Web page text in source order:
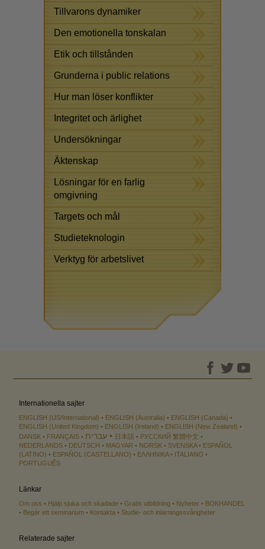
Tillvarons dynamiker
Den emotionella tonskalan
Etik och tillstånden
Grunderna i public relations
Hur man löser konflikter
Integritet och ärlighet
Undersökningar
Äktenskap
Lösningar för en farlig
omgivning
Targets och mål
Studieteknologin
Verktyg för arbetslivet
Internationella sajter
ENGLISH (US/International) ENGLISH (Australia)
ENGLISH (Canada)
ENGLISH (United Kingdom)
ENGLISH (Ireland)
ENGLISH (New Zealand)
DANSK
FRANÇAIS עברית 日本語 РУССКИЙ 繁體中文
NEDERLANDS
DEUTSCH MAGYAR NORSK SVENSKA
ESPAÑOL
(LATINO)
ESPAÑOL (CASTELLANO) ΕΛΛΗΝΙΚA
ITALIANO
PORTUGUÊS
Länkar
Om oss Hjälp sjuka och skadade Gratis utbildning Nyheter
BOKHANDEL
Begär ett seminarium
Kontakta Studie- och inlärningssvårigheter
Relaterade sajter